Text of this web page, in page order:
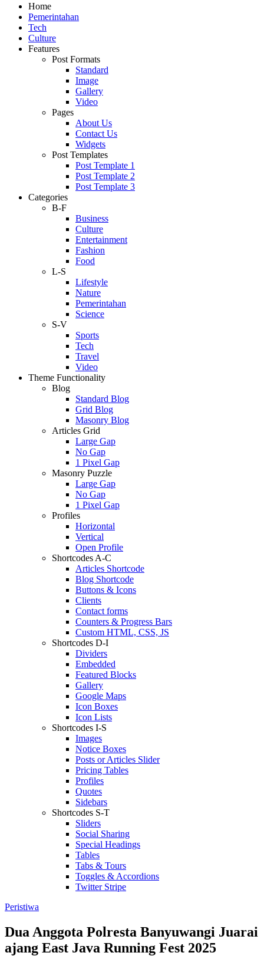
Home
Pemerintahan
Tech
Culture
Features
Post Formats
Standard
Image
Gallery
Video
Pages
About Us
Contact Us
Widgets
Post Templates
Post Template 1
Post Template 2
Post Template 3
Categories
B-F
Business
Culture
Entertainment
Fashion
Food
L-S
Lifestyle
Nature
Pemerintahan
Science
S-V
Sports
Tech
Travel
Video
Theme Functionality
Blog
Standard Blog
Grid Blog
Masonry Blog
Articles Grid
Large Gap
No Gap
1 Pixel Gap
Masonry Puzzle
Large Gap
No Gap
1 Pixel Gap
Profiles
Horizontal
Vertical
Open Profile
Shortcodes A-C
Articles Shortcode
Blog Shortcode
Buttons & Icons
Clients
Contact forms
Counters & Progress Bars
Custom HTML, CSS, JS
Shortcodes D-I
Dividers
Embedded
Featured Blocks
Gallery
Google Maps
Icon Boxes
Icon Lists
Shortcodes I-S
Images
Notice Boxes
Posts or Articles Slider
Pricing Tables
Profiles
Quotes
Sidebars
Shortcodes S-T
Sliders
Social Sharing
Special Headings
Tables
Tabs & Tours
Toggles & Accordions
Twitter Stripe
Peristiwa
Dua Anggota Polresta Banyuwangi Juarai
ajang East Java Running Fest 2025